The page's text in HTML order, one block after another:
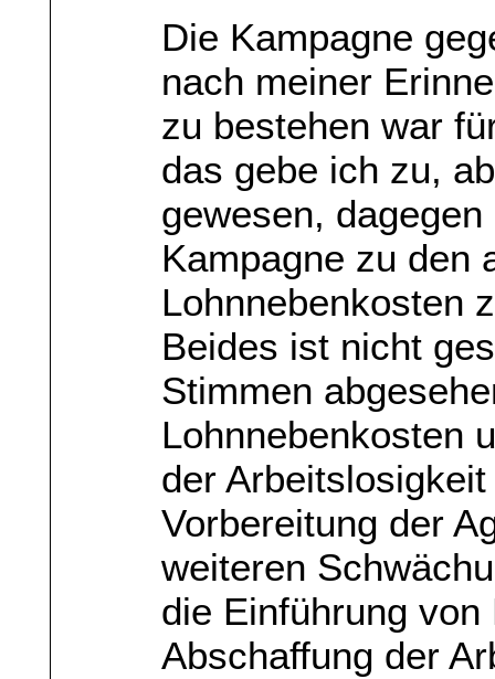
Die Kampagne
nach meiner
zu bestehen war
das gebe ich zu,
gewesen,
Kampagne zu den
Lohnnebenkosten
Beides ist nicht
Stimmen
Lohnnebenkosten
der
Vorbereitung der
weiteren
die Einführung
Abschaffung der